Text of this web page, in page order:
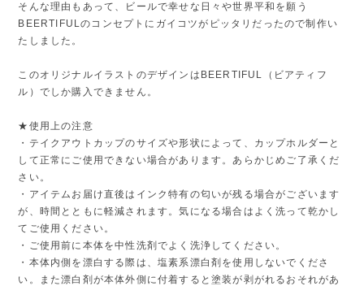
そんな理由もあって、ビールで幸せな日々や世界平和を願う
BEERTIFULのコンセプトにガイコツがピッタリだったので制作い
たしました。
このオリジナルイラストのデザインはBEERTIFUL（ビアティフ
ル）でしか購入できません。
★使用上の注意
・テイクアウトカップのサイズや形状によって、カップホルダーと
して正常にご使用できない場合があります。あらかじめご了承くだ
さい。
・アイテムお届け直後はインク特有の匂いが残る場合がございます
が、時間とともに軽減されます。気になる場合はよく洗って乾かし
てご使用ください。
・ご使用前に本体を中性洗剤でよく洗浄してください。
・本体内側を漂白する際は、塩素系漂白剤を使用しないでくださ
い。また漂白剤が本体外側に付着すると塗装が剥がれるおそれがあ